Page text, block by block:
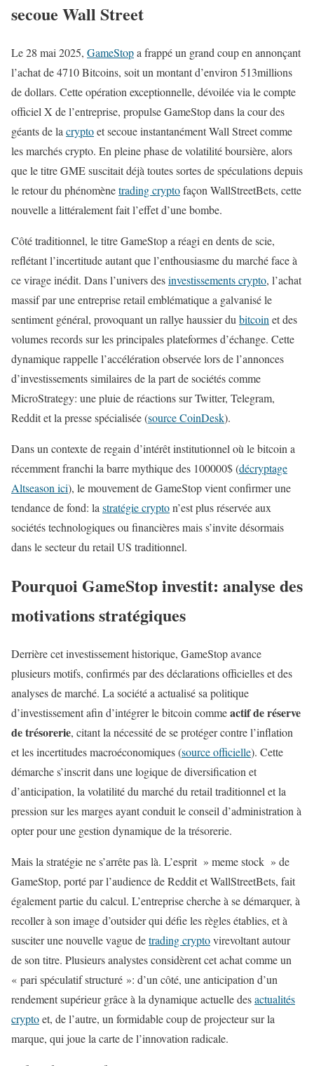
secoue Wall Street
Le 28 mai 2025, GameStopa frappé un grand coup en annonçant
l’achat de 4710 Bitcoins, soit un montant d’environ 513millions
de dollars. Cette opération exceptionnelle, dévoilée via le compte
officiel X de l’entreprise, propulse GameStop dans la cour des
géants de la cryptoet secoue instantanément Wall Street comme
les marchés crypto. En pleine phase de volatilité boursière, alors
que le titre GME suscitait déjà toutes sortes de spéculations depuis
le retour du phénomènetrading cryptofaçon WallStreetBets, cette
nouvelle a littéralement fait l’effet d’une bombe.
Côté traditionnel, le titre GameStop a réagi en dents de scie,
reflétant l’incertitude autant que l’enthousiasme du marché face à
ce virage inédit. Dans l’univers desinvestissements crypto, l’achat
massif par une entreprise retail emblématique a galvanisé le
sentiment général, provoquant un rallye haussier du bitcoin et des
volumes records sur les principales plateformes d’échange. Cette
dynamique rappelle l’accélération observée lors de l’annonces
d’investissements similaires de la part de sociétés comme
MicroStrategy: une pluie de réactions sur Twitter, Telegram,
Reddit et la presse spécialisée (source CoinDesk).
Dans un contexte de regain d’intérêt institutionnel où le bitcoin a
récemment franchi la barre mythique des 100000$ (décryptage
Altseason ici), le mouvement de GameStop vient confirmer une
tendance de fond: la stratégie crypton’est plus réservée aux
sociétés technologiques ou financières mais s’invite désormais
dans le secteur du retail US traditionnel.
Pourquoi GameStop investit: analyse des
motivations stratégiques
Derrière cet investissement historique, GameStop avance
plusieurs motifs, confirmés par des déclarations officielles et des
analyses de marché. La société a actualisé sa politique
d’investissement afin d’intégrer le bitcoin commeactif de réserve
de trésorerie, citant la nécessité de se protéger contre l’inflation
et les incertitudes macroéconomiques (source officielle). Cette
démarche s’inscrit dans une logique de diversification et
d’anticipation, la volatilité du marché du retail traditionnel et la
pression sur les marges ayant conduit le conseil d’administration à
opter pour une gestion dynamique de la trésorerie.
Mais la stratégie ne s’arrête pas là. L’esprit » meme stock » de
GameStop, porté par l’audience de Reddit et WallStreetBets, fait
également partie du calcul. L’entreprise cherche à se démarquer, à
recoller à son image d’outsider qui défie les règles établies, et à
susciter une nouvelle vague detrading cryptovirevoltant autour
de son titre. Plusieurs analystes considèrent cet achat comme un
« pari spéculatif structuré »: d’un côté, une anticipation d’un
rendement supérieur grâce à la dynamique actuelle desactualités
cryptoet, de l’autre, un formidable coup de projecteur sur la
marque, qui joue la carte de l’innovation radicale.